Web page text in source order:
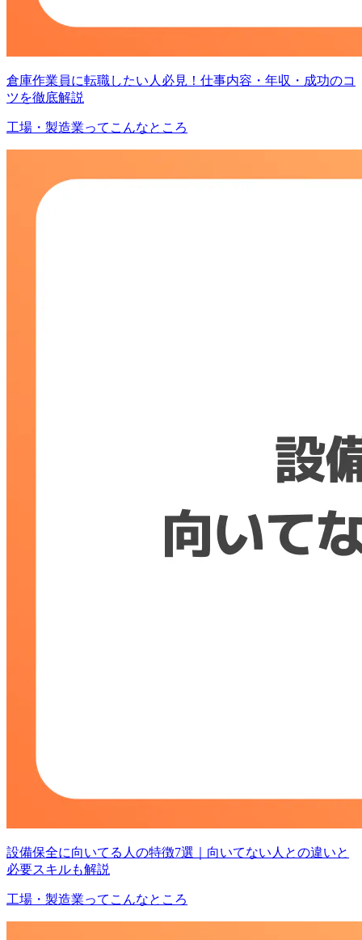
倉庫作業員に転職したい人必見！仕事内容・年収・成功のコ
ツを徹底解説
工場・製造業ってこんなところ
設備保全に向いてる人の特徴7選｜向いてない人との違いと
必要スキルも解説
工場・製造業ってこんなところ